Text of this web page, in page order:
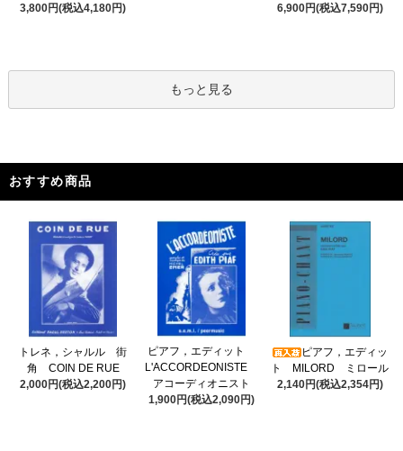
3,800円(税込4,180円)
6,900円(税込7,590円)
もっと見る
おすすめ商品
トレネ，シャルル 街
角 COIN DE RUE
2,000円(税込2,200円)
ピアフ，エディット
L'ACCORDEONISTE
アコーディオニスト
1,900円(税込2,090円)
ピアフ，エディッ
ト MILORD ミロール
2,140円(税込2,354円)